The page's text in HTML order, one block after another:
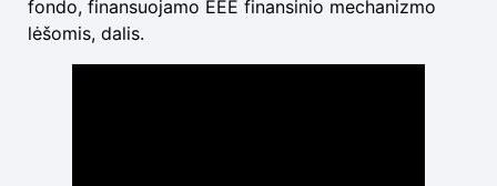
fondo, finansuojamo EEE finansinio mechanizmo
lėšomis, dalis.